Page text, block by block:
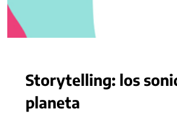
Storytelling: los
planeta